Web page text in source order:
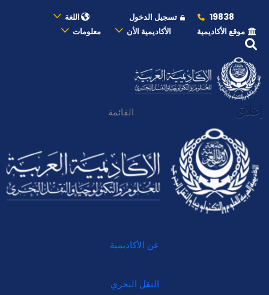
19838 تسجيل الدخول
اللغة
موقع الأكاديمية
الأكاديمية الأن معلومات
إغلاق القائمة
عن الأكاديمية
النقل البحري